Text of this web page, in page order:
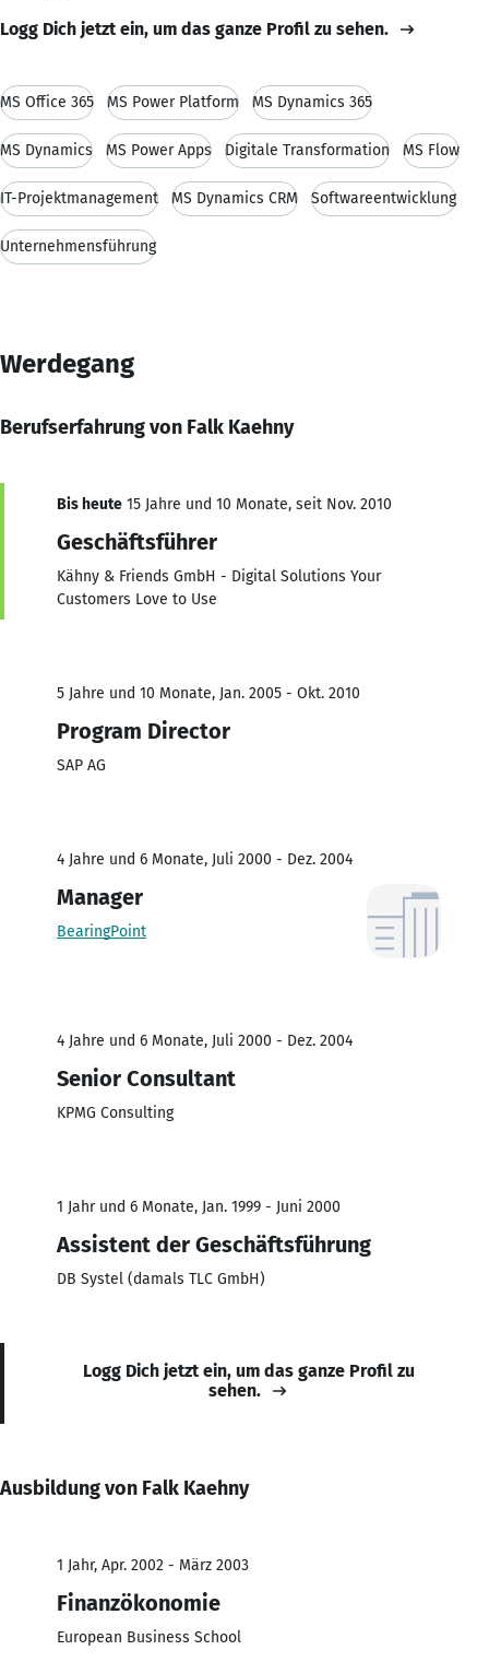
Logg Dich jetzt ein, um das ganze Profil zu sehen.
MS Office 365 MS Power Platform MS Dynamics 365
MS Dynamics MS Power Apps Digitale Transformation MS Flow
IT-Projektmanagement MS Dynamics CRM Softwareentwicklung
Unternehmensführung
Werdegang
Berufserfahrung von Falk Kaehny
Bis heute 15 Jahre und 10 Monate, seit Nov. 2010
Geschäftsführer
Kähny & Friends GmbH - Digital Solutions Your
Customers Love to Use
5 Jahre und 10 Monate, Jan. 2005 - Okt. 2010
Program Director
SAP AG
4 Jahre und 6 Monate, Juli 2000 - Dez. 2004
Manager
BearingPoint
4 Jahre und 6 Monate, Juli 2000 - Dez. 2004
Senior Consultant
KPMG Consulting
1 Jahr und 6 Monate, Jan. 1999 - Juni 2000
Assistent der Geschäftsführung
DB Systel (damals TLC GmbH)
Logg Dich jetzt ein, um das ganze Profil zu
sehen.
Ausbildung von Falk Kaehny
1 Jahr, Apr. 2002 - März 2003
Finanzökonomie
European Business School